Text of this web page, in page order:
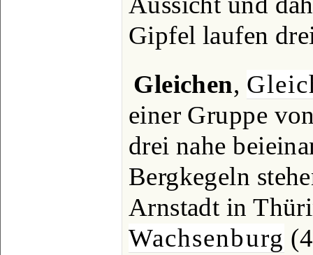
Gipfel laufen
Gleichen,
einer Gruppe
drei nahe
Bergkegeln
Arnstadt in
Wachsenburg